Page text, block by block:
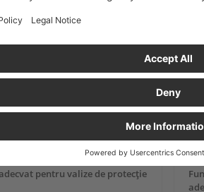
pentru valize de protecţie